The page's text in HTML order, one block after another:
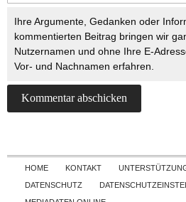
Ihre Argumente, Gedanken oder
kommentierten Beitrag bringen wir
Nutzernamen und ohne Ihre E-
Vor- und Nachnamen erfahren.
Skip
HOME KONTAKT
DATENSCHUTZ